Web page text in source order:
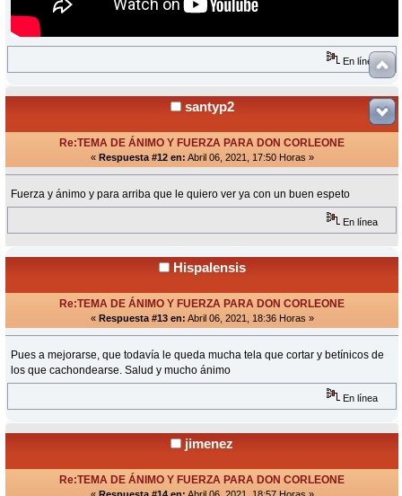
En línea
santyp2
Re:TEMA DE ÁNIMO Y FUERZA PARA DON CORLEONE
« Respuesta #12 en: Abril 06, 2021, 17:50 Horas »
Fuerza y ánimo y para arriba que le quiero ver ya con un buen espeto
En línea
Hispalensis
Re:TEMA DE ÁNIMO Y FUERZA PARA DON CORLEONE
« Respuesta #13 en: Abril 06, 2021, 18:36 Horas »
Pues a mejorarse, que todavía le queda mucha tela que cortar y betínicos de
los que cachondearse. Salud y mucho ánimo
En línea
jimenez
Re:TEMA DE ÁNIMO Y FUERZA PARA DON CORLEONE